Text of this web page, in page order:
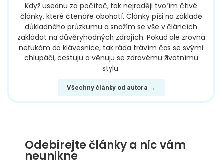
Když usednu za počítač, tak nejraději tvořím čtivé
články, které čtenáře obohatí. Články píši na základě
důkladného průzkumu a snažím se vše v článcích
zakládat na důvěryhodných zdrojích. Pokud ale zrovna
neťukám do klávesnice, tak ráda trávím čas se svými
chlupáči, cestuju a věnuju se zdravému životnímu
stylu.
Všechny články od autora →
Odebírejte články a nic vám
neunikne